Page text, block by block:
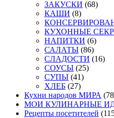
ЗАКУСКИ (68)
КАШИ (8)
КУХОННЫЕ
НАПИТКИ (6)
САЛАТЫ (86)
СЛАДОСТИ (16)
СОУСЫ (25)
СУПЫ (41)
ХЛЕБ (27)
Кухни народов МИРА
МОИ КУЛИНАРНЫЕ
Рецепты посетителей